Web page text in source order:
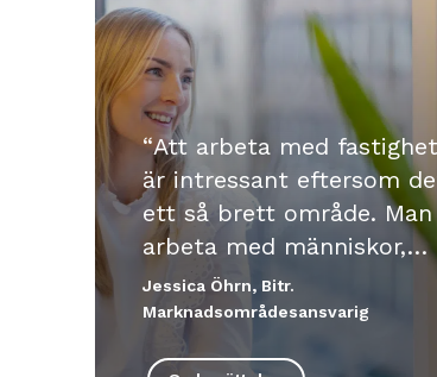
Att arbeta med
är intressant eftersom
ett så brett område.
arbeta med människor,
teknik, visuella aspekter
miljöfrågor.
Jessica Öhrn, Bitr.
Marknadsområdesansvarig